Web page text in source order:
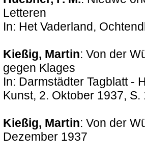
Letteren
In: Het Vaderland,
Kießig, Martin: Von der
gegen Klages
In: Darmstädter Tagblatt -
Kunst, 2. Oktober 1937, S.
Kießig, Martin: Von der
Dezember 1937